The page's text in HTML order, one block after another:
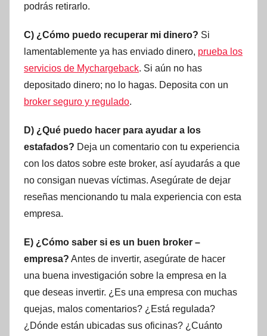
podrás retirarlo.
C) ¿Cómo puedo recuperar mi dinero? Si
lamentablemente ya has enviado dinero, prueba los
servicios de Mychargeback. Si aún no has
depositado dinero; no lo hagas. Deposita con un
broker seguro y regulado.
D) ¿Qué puedo hacer para ayudar a los
estafados? Deja un comentario con tu experiencia
con los datos sobre este broker, así ayudarás a que
no consigan nuevas víctimas. Asegúrate de dejar
reseñas mencionando tu mala experiencia con esta
empresa.
E) ¿Cómo saber si es un buen broker –
empresa? Antes de invertir, asegúrate de hacer
una buena investigación sobre la empresa en la
que deseas invertir. ¿Es una empresa con muchas
quejas, malos comentarios? ¿Está regulada?
¿Dónde están ubicadas sus oficinas? ¿Cuánto